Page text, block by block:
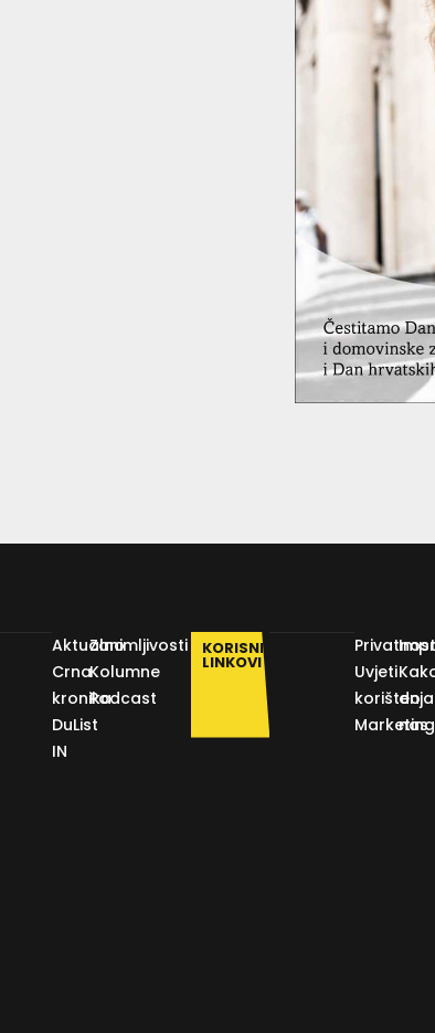
Aktualno
Crna
kronika
DuList
IN
Zanimljivosti
Kolumne
Podcast
KORISNI
LINKOVI
Uvjeti
korištenja
Marketing
do
nas